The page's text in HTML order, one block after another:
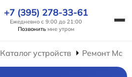
+7 (395) 278-33-61
Ежедневно с 9:00 до 21:00
Позвонить мне утром
Каталог устройств Ремонт